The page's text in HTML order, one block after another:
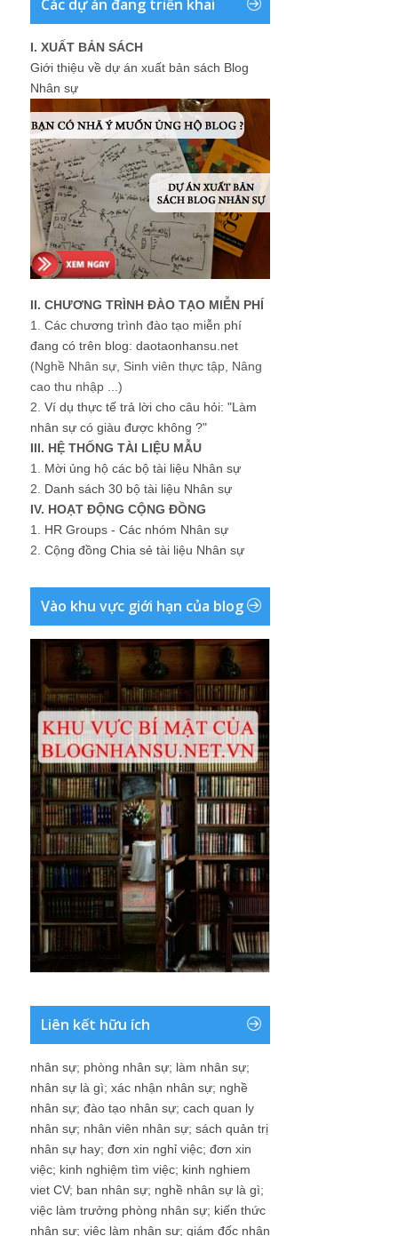
Các dự án đang triển khai
I. XUẤT BẢN SÁCH
Giới thiệu về dự án xuất bản sách Blog
Nhân sự
II. CHƯƠNG TRÌNH ĐÀO TẠO MIỄN PHÍ
1. Các chương trình đào tạo miễn phí
đang có trên blog: daotaonhansu.net
(Nghề Nhân sự, Sinh viên thực tập, Nâng
cao thu nhập ...)
2. Ví dụ thực tế trả lời cho câu hỏi: "Làm
nhân sự có giàu được không ?"
III. HỆ THỐNG TÀI LIỆU MẪU
1. Mời ủng hộ các bộ tài liệu Nhân sự
2. Danh sách 30 bộ tài liệu Nhân sự
IV. HOẠT ĐỘNG CỘNG ĐỒNG
1. HR Groups - Các nhóm Nhân sự
2. Cộng đồng Chia sẻ tài liệu Nhân sự
Vào khu vực giới hạn của blog
Liên kết hữu ích
nhân sự; phòng nhân sự; làm nhân sự;
nhân sự là gì; xác nhận nhân sự; nghề
nhân sự; đào tạo nhân sự; cach quan ly
nhân sự; nhân viên nhân sự; sách quản trị
nhân sự hay; đơn xin nghỉ việc; đơn xin
việc; kinh nghiệm tìm việc; kinh nghiem
viet CV; ban nhân sự; nghề nhân sự là gì;
việc làm trưởng phòng nhân sự; kiến thức
nhân sự; việc làm nhân sự; giám đốc nhân